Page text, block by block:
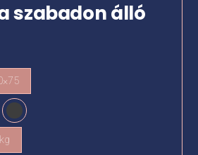
szabadon álló